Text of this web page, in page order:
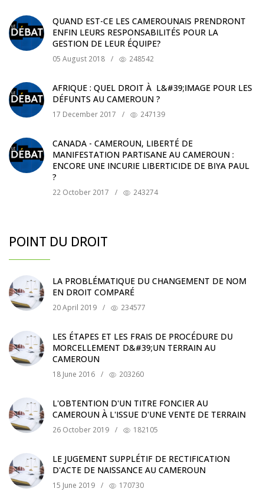
QUAND EST-CE LES CAMEROUNAIS PRENDRONT
ENFIN LEURS RESPONSABILITÉS POUR LA
GESTION DE LEUR ÉQUIPE?
05 August 2018 / 248542
AFRIQUE : QUEL DROIT À L&#39;IMAGE POUR LES
DÉFUNTS AU CAMEROUN ?
17 December 2017 / 247139
CANADA - CAMEROUN, LIBERTÉ DE
MANIFESTATION PARTISANE AU CAMEROUN :
ENCORE UNE INCURIE LIBERTICIDE DE BIYA PAUL
?
22 October 2017 / 243274
POINT DU DROIT
LA PROBLÉMATIQUE DU CHANGEMENT DE NOM
EN DROIT COMPARÉ
20 April 2019 / 234577
LES ÉTAPES ET LES FRAIS DE PROCÉDURE DU
MORCELLEMENT D&#39;UN TERRAIN AU
CAMEROUN
18 June 2016 / 203260
L'OBTENTION D'UN TITRE FONCIER AU
CAMEROUN À L'ISSUE D'UNE VENTE DE TERRAIN
26 October 2019 / 182105
LE JUGEMENT SUPPLÉTIF DE RECTIFICATION
D'ACTE DE NAISSANCE AU CAMEROUN
15 June 2019 / 170730